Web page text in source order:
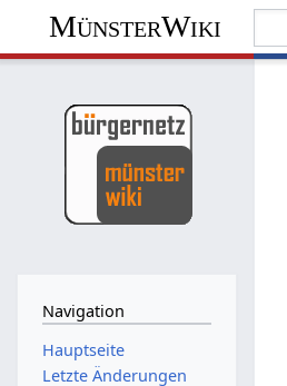
MünsterWiki
Navigation
Hauptseite
Letzte Änderungen